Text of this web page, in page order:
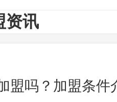
资讯
盟吗？加盟条件